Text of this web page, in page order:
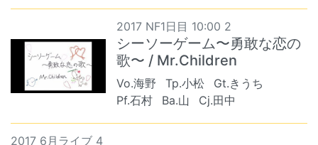
2017 NF1日目 10:00 2
シーソーゲーム〜勇敢な恋の
歌〜 / Mr.Children
Vo.海野 Tp.小松
Gt.きうち
Pf.石村
Ba.山 Cj.田中
2017 6月ライブ 4